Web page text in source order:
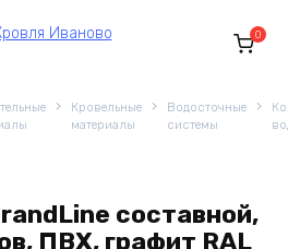
0
Кровельные
материалы
Водосточные
системы
составной,
ПВХ, графит RAL